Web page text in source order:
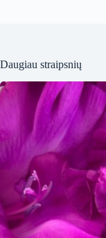
Daugiau straipsnių